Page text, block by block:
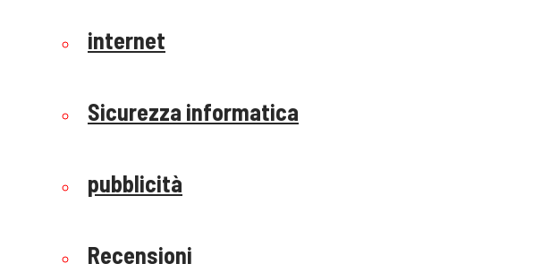
internet
Sicurezza informatica
pubblicità
Recensioni